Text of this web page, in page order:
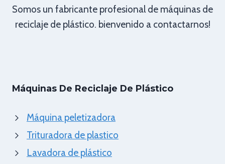
Somos un fabricante profesional de máquinas de
reciclaje de plástico. bienvenido a contactarnos!
Máquinas De Reciclaje De Plástico
Máquina peletizadora
Trituradora de plastico
Lavadora de plástico